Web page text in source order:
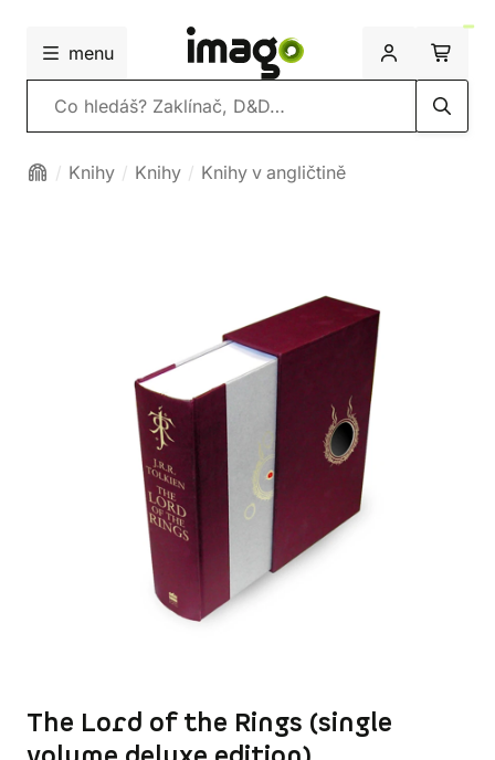
menu
Vyhledávání
Knihy Knihy Knihy v angličtině
The Lord of the Rings (single